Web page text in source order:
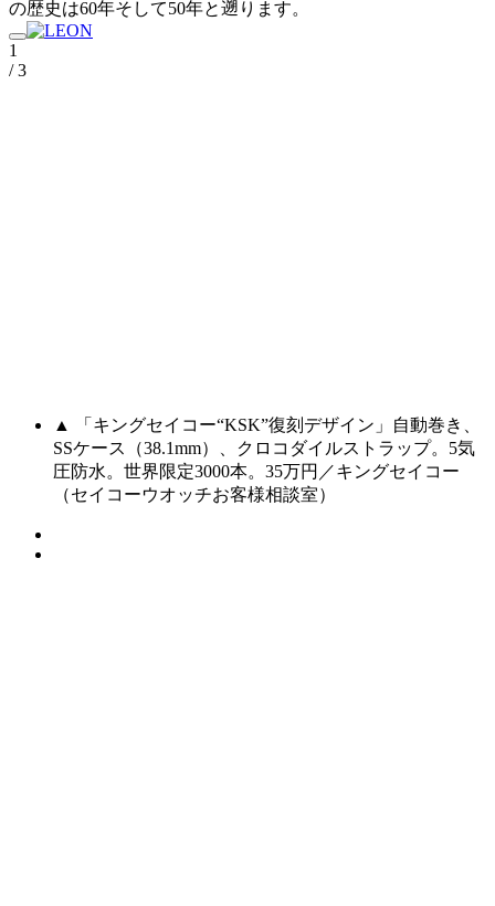
の歴史は60年そして50年と遡ります。
1
/ 3
▲ 「キングセイコー“KSK”復刻デザイン」自動巻き、
SSケース（38.1mm）、クロコダイルストラップ。5気
圧防水。世界限定3000本。35万円／キングセイコー
（セイコーウオッチお客様相談室）